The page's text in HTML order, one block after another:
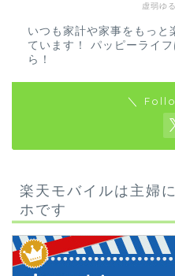
虚弱ゆ
いつも家計や家事をもっと
ています！ パッピーライ
ら！
＼
楽天モバイルは主婦
ホです